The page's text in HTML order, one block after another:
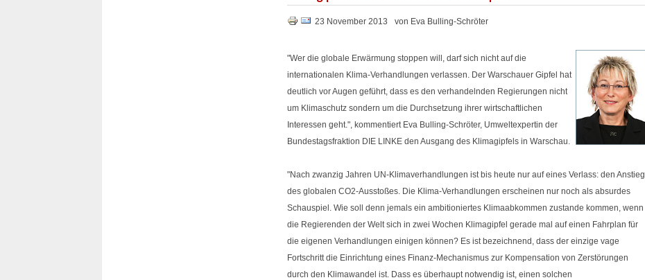
23 November 2013 von Eva Bulling-Schröter
"Wer die globale Erwärmung stoppen will, darf sich nicht auf die
internationalen Klima-Verhandlungen verlassen. Der Warschauer Gipfel hat
deutlich vor Augen geführt, dass es den verhandelnden Regierungen nicht
um Klimaschutz sondern um die Durchsetzung ihrer wirtschaftlichen
Interessen geht.", kommentiert Eva Bulling-Schröter, Umweltexpertin der
Bundestagsfraktion DIE LINKE den Ausgang des Klimagipfels in Warschau.
"Nach zwanzig Jahren UN-Klimaverhandlungen ist bis heute nur auf eines Verlass: den Anstieg
des globalen CO2-Ausstoßes. Die Klima-Verhandlungen erscheinen nur noch als absurdes
Schauspiel. Wie soll denn jemals ein ambitioniertes Klimaabkommen zustande kommen, wenn
die Regierenden der Welt sich in zwei Wochen Klimagipfel gerade mal auf einen Fahrplan für
die eigenen Verhandlungen einigen können? Es ist bezeichnend, dass der einzige vage
Fortschritt die Einrichtung eines Finanz-Mechanismus zur Kompensation von Zerstörungen
durch den Klimawandel ist. Dass es überhaupt notwendig ist, einen solchen